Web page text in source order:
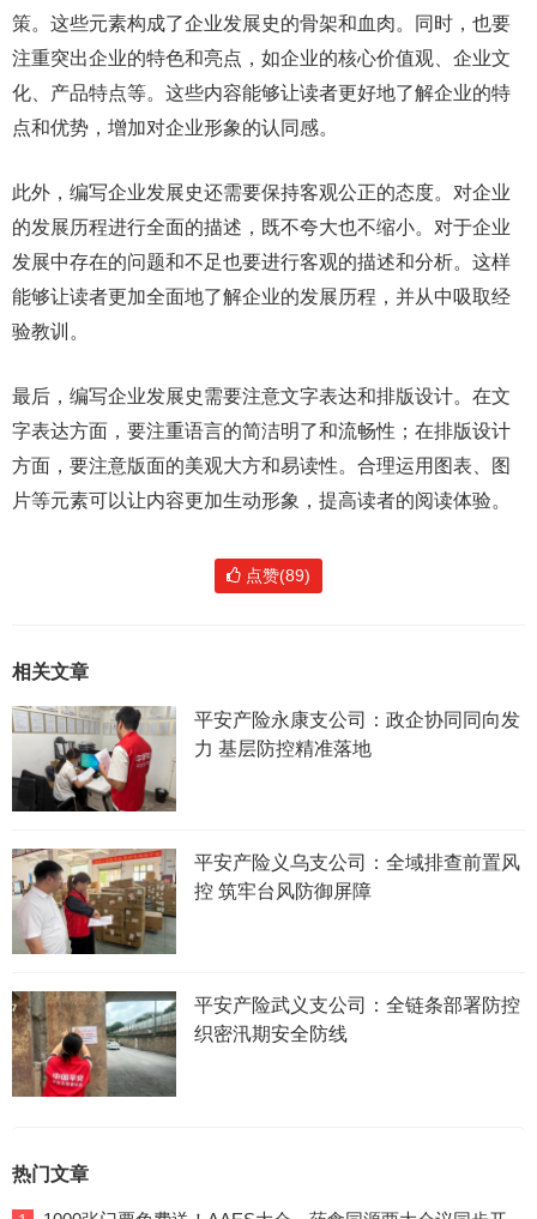
策。这些元素构成了企业发展史的骨架和血肉。同时，也要
注重突出企业的特色和亮点，如企业的核心价值观、企业文
化、产品特点等。这些内容能够让读者更好地了解企业的特
点和优势，增加对企业形象的认同感。
此外，编写企业发展史还需要保持客观公正的态度。对企业
的发展历程进行全面的描述，既不夸大也不缩小。对于企业
发展中存在的问题和不足也要进行客观的描述和分析。这样
能够让读者更加全面地了解企业的发展历程，并从中吸取经
验教训。
最后，编写企业发展史需要注意文字表达和排版设计。在文
字表达方面，要注重语言的简洁明了和流畅性；在排版设计
方面，要注意版面的美观大方和易读性。合理运用图表、图
片等元素可以让内容更加生动形象，提高读者的阅读体验。
点赞(89)
相关文章
平安产险永康支公司：政企协同同向发
力 基层防控精准落地
平安产险义乌支公司：全域排查前置风
控 筑牢台风防御屏障
平安产险武义支公司：全链条部署防控
织密汛期安全防线
热门文章